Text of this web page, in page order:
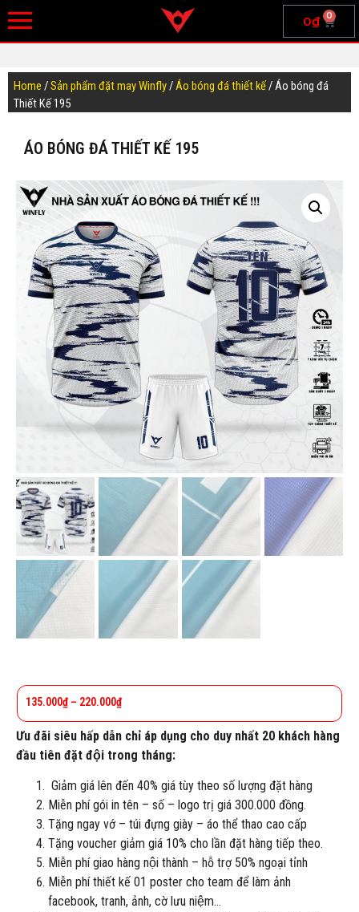
0₫ 0
Home /Sản phẩm đặt may Winfly/Áo bóng đá thiết kế/ Áo bóng đá
Thiết Kế 195
ÁO BÓNG ĐÁ THIẾT KẾ 195
135.000₫ – 220.000₫
Ưu đãi siêu hấp dẫn chỉ áp dụng cho duy nhất 20 khách hàng
đầu tiên đặt đội trong tháng:
Giảm giá lên đến 40% giá tùy theo số lượng đặt hàng
Miễn phí gói in tên – số – logo trị giá 300.000 đồng.
Tặng ngay vớ – túi đựng giày – áo thể thao cao cấp
Tặng voucher giảm giá 10% cho lần đặt hàng tiếp theo.
Miễn phí giao hàng nội thành – hỗ trợ 50% ngoại tỉnh
Miễn phí thiết kế 01 poster cho team để làm ảnh
facebook, tranh, ảnh, cờ lưu niệm…